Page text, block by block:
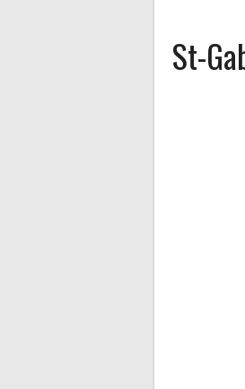
St-